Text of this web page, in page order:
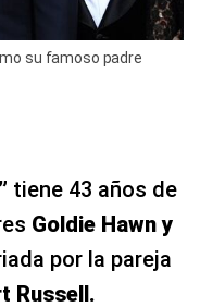
su famoso padre
tiene 43 años de
Goldie Hawn y
por la pareja
Russell.